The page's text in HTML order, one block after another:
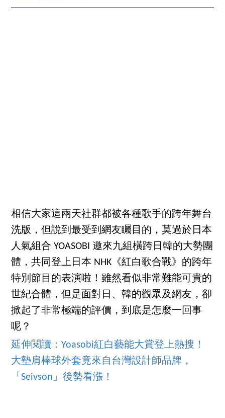
相信大家這兩天社群都被各種歌手的跨年舞台
洗版，但說到最受到網友矚目的，莫過於日本
人氣組合 YOASOBI 邀來九組橫跨日韓的大勢團
體，共同登上日本 NHK《紅白歌合戰》的跨年
特別節目的表演啦！雖然看似非常難能可貴的
世紀合體，但是面對日、韓的觀眾及網友，卻
掀起了非常極端的評價，到底是怎麼一回事
呢？
延伸閱讀：Yoasobi紅白藝能大賞登上熱搜！
大墊肩棒球外套竟來自台灣設計師品牌，
「Seivson」後勢看漲！